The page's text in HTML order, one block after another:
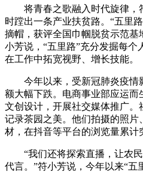
将青春之歌融入时代旋律，
时蹚出一条产业扶贫路。“五里
摘帽，获评全国巾帼脱贫示范
小芳说，“五里路”充分发掘每个
在工作中拓宽视野、增长技能。
今年以来，受新冠肺炎疫情
额大幅下跌。电商事业部应运
文创设计，开展社交媒体推广
记录茶园之美。他们拍摄的照
材，在抖音等平台的浏览量累计
“我们还将探索直播，让农民
代言。”符小芳说，今年以来“五